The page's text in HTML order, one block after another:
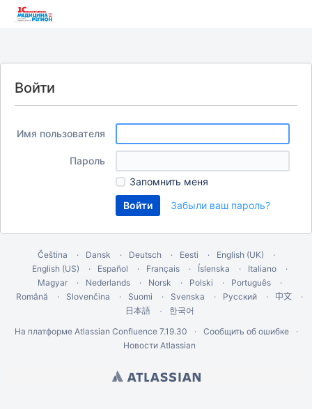
Войти
Имя пользователя
Пароль
Запомнить меня
Забыли ваш пароль?
Čeština Dansk Deutsch Eesti
English (UK)
English (US)
Español Français Íslenska
Italiano
Magyar
Nederlands Norsk Polski
Português
Română
Slovenčina Suomi Svenska Русский 中文
日本語
한국어
На платформе Atlassian Confluence 7.19.30
Сообщить об ошибке
Новости Atlassian